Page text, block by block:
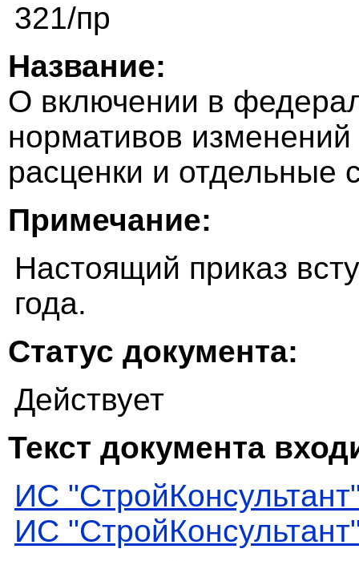
321/пр
Название:
О включении в
нормативов
расценки и отдельные
Примечание:
Настоящий приказ
года.
Статус документа:
Действует
Текст документа
ИС
ИС